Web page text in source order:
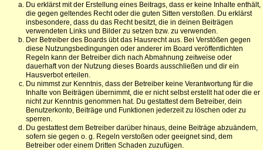
Du erklärst mit der Erstellung eines Beitrags, dass er keine Inhalte enthält,
die gegen geltendes Recht oder die guten Sitten verstoßen. Du erklärst
insbesondere, dass du das Recht besitzt, die in deinen Beiträgen
verwendeten Links und Bilder zu setzen bzw. zu verwenden.
Der Betreiber des Boards übt das Hausrecht aus. Bei Verstößen gegen
diese Nutzungsbedingungen oder anderer im Board veröffentlichten
Regeln kann der Betreiber dich nach Abmahnung zeitweise oder
dauerhaft von der Nutzung dieses Boards ausschließen und dir ein
Hausverbot erteilen.
Du nimmst zur Kenntnis, dass der Betreiber keine Verantwortung für die
Inhalte von Beiträgen übernimmt, die er nicht selbst erstellt hat oder die er
nicht zur Kenntnis genommen hat. Du gestattest dem Betreiber, dein
Benutzerkonto, Beiträge und Funktionen jederzeit zu löschen oder zu
sperren.
Du gestattest dem Betreiber darüber hinaus, deine Beiträge abzuändern,
sofern sie gegen o. g. Regeln verstoßen oder geeignet sind, dem
Betreiber oder einem Dritten Schaden zuzufügen.